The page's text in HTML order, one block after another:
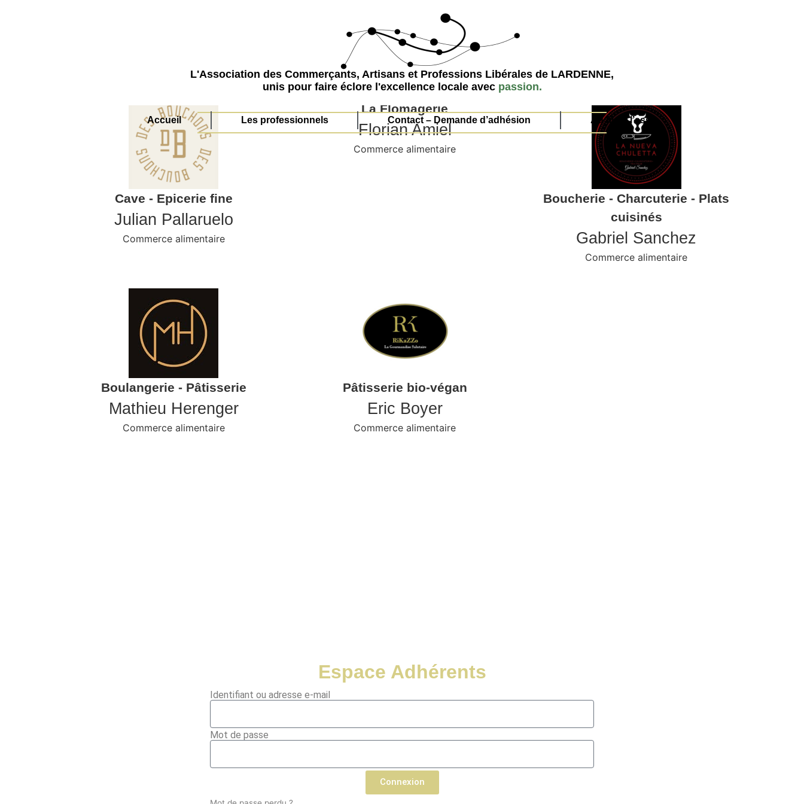
L'Association des Commerçants, Artisans et Professions Libérales de LARDENNE,
unis pour faire éclore l'excellence locale avec passion.
Accueil Les professionnels Contact – Demande d’adhésion Au fil de l’asso
Commerce alimentaire
Cave - Epicerie fine
Julian Pallaruelo
Commerce alimentaire
La Flomagerie
Florian Amiel
Commerce alimentaire
Boucherie - Charcuterie - Plats
cuisinés
Gabriel Sanchez
Commerce alimentaire
Boulangerie - Pâtisserie
Mathieu Herenger
Commerce alimentaire
Pâtisserie bio-végan
Eric Boyer
Commerce alimentaire
Espace Adhérents
Identifiant ou adresse e-mail
Mot de passe
Connexion